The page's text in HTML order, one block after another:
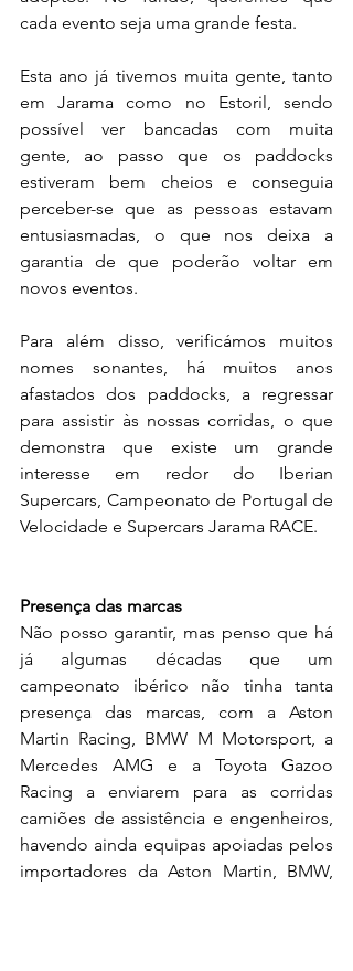
cada evento seja uma grande festa.
Esta ano já tivemos muita gente, tanto
em Jarama como no Estoril, sendo
possível ver bancadas com muita
gente, ao passo que os paddocks
estiveram bem cheios e conseguia
perceber-se que as pessoas estavam
entusiasmadas, o que nos deixa a
garantia de que poderão voltar em
novos eventos.
Para além disso, verificámos muitos
nomes sonantes, há muitos anos
afastados dos paddocks, a regressar
para assistir às nossas corridas, o que
demonstra que existe um grande
interesse em redor do Iberian
Supercars, Campeonato de Portugal de
Velocidade e Supercars Jarama RACE.
Presença das marcas
Não posso garantir, mas penso que há
já algumas décadas que um
campeonato ibérico não tinha tanta
presença das marcas, com a Aston
Martin Racing, BMW M Motorsport, a
Mercedes AMG e a Toyota Gazoo
Racing a enviarem para as corridas
camiões de assistência e engenheiros,
havendo ainda equipas apoiadas pelos
importadores da Aston Martin, BMW,